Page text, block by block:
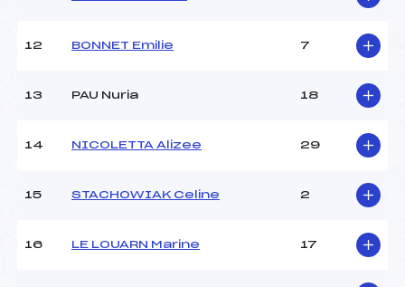
Ouvreurs A :
Température départ :
-6
88.1700
12 BONNET Emilie 7
13 PAU Nuria 18
14 NICOLETTA Alizee 29
15 STACHOWIAK Celine 2
16 LE LOUARN Marine 17